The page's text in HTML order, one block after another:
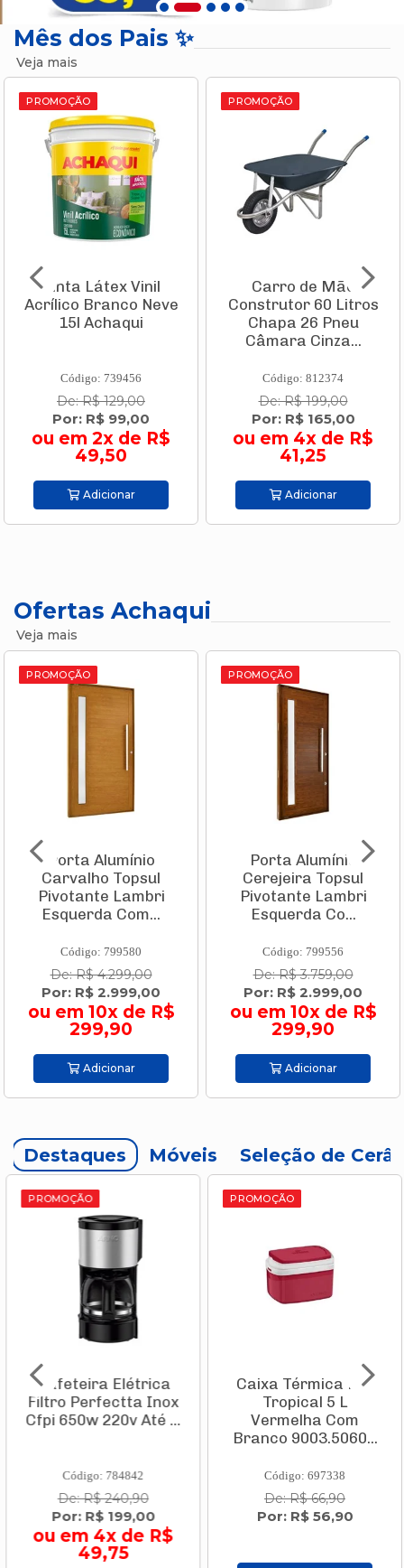
Mês dos Pais ✨
Veja mais
PROMOÇÃO
Tinta Látex Vinil
Acrílico Branco Neve
15l Achaqui
Código: 739456
De: R$ 129,00
Por: R$ 99,00
ou em 2x de R$
49,50
Adicionar
PROMOÇÃO
Carro de Mão
Construtor 60 Litros
Chapa 26 Pneu
Câmara Cinza...
Código: 812374
De: R$ 199,00
Por: R$ 165,00
ou em 4x de R$
41,25
Adicionar
Ofertas Achaqui
Veja mais
PROMOÇÃO
Porta Alumínio
Carvalho Topsul
Pivotante Lambri
Esquerda Com...
Código: 799580
De: R$ 4.299,00
Por: R$ 2.999,00
ou em 10x de R$
299,90
Adicionar
PROMOÇÃO
Porta Alumínio
Cerejeira Topsul
Pivotante Lambri
Esquerda Co...
Código: 799556
De: R$ 3.759,00
Por: R$ 2.999,00
ou em 10x de R$
299,90
Adicionar
Destaques Móveis Seleção de
PROMOÇÃO
Cafeteira Elétrica
Filtro Perfectta Inox
Cfpi 650w 220v Até ...
Código: 784842
De: R$ 240,90
Por: R$ 199,00
ou em 4x de R$
49,75
PROMOÇÃO
Caixa Térmica Pvc
Tropical 5 L
Vermelha Com
Branco 9003.5060...
Código: 697338
De: R$ 66,90
Por: R$ 56,90